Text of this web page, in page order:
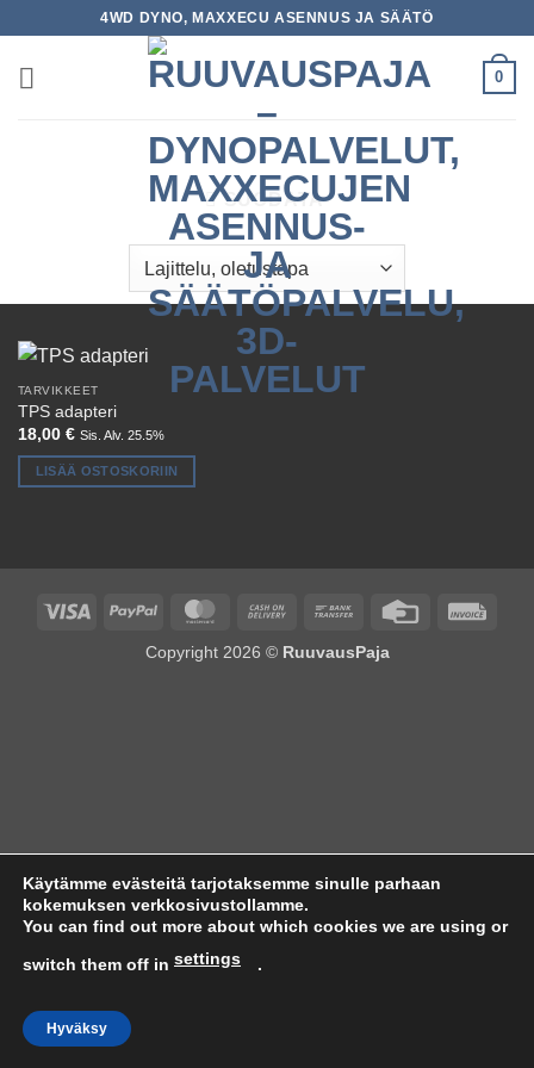
content
4WD DYNO, MAXXECU ASENNUS JA SÄÄTÖ
0
/ TUOTTEET AVAINSANALLA “L-JET”
SUODATA
TARVIKKEET
TPS adapteri
18,00 € Sis. Alv. 25.5%
LISÄÄ OSTOSKORIIN
Visa PayPal MasterCardCash
Delivery
Bank
Credit
Copyright 2026 © RuuvausPaja
Käytämme evästeitä tarjotaksemme sinulle parhaan
kokemuksen verkkosivustollamme.
You can find out more about which cookies we are using or
switch them off in settings .
Hyväksy